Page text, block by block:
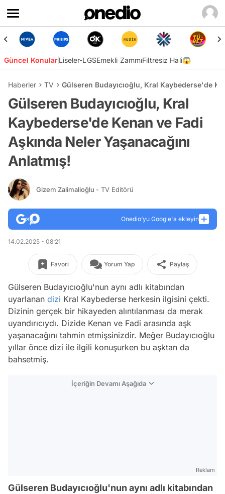
Güncel KonularLiseler-LGSEmekli ZammıFiltresiz Hali😱
Haberler TV Gülseren Budayıcıoğlu, Kral Kaybederse'de
Gülseren Budayıcıoğlu, Kral
Kaybederse'de Kenan ve Fadi
Aşkında Neler Yaşanacağını
Anlatmış!
Gizem Zalimalioğlu - TV Editörü
Onedio’yu Google'a ekleyin
14.02.2025 - 08:21
Favori Yorum Yap Paylaş
Gülseren Budayıcıoğlu'nun aynı adlı kitabından
uyarlanan dizi Kral Kaybederse herkesin ilgisini çekti.
Dizinin gerçek bir hikayeden alıntılanması da merak
uyandırıcıydı. Dizide Kenan ve Fadi arasında aşk
yaşanacağını tahmin etmişsinizdir. Meğer Budayıcıoğlu
yıllar önce dizi ile ilgili konuşurken bu aşktan da
bahsetmiş.
İçeriğin Devamı Aşağıda
Reklam
Gülseren Budayıcıoğlu'nun aynı adlı kitabından